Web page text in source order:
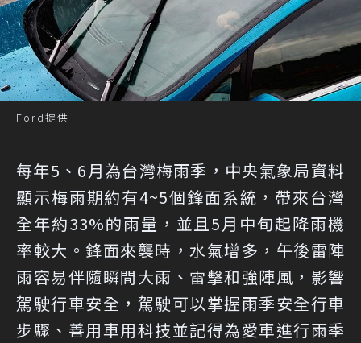
Ford提供
每年5、6月為台灣梅雨季，中央氣象局資料
顯示梅雨期約有4~5個鋒面系統，帶來台灣
全年約33%的雨量，並且5月中旬起降雨機
率較大。鋒面來襲時，水氣增多，午後雷陣
雨容易伴隨瞬間大雨、雷擊和強陣風，影響
駕駛行車安全，駕駛可以掌握雨季安全行車
步驟、善用車用科技並記得為愛車進行雨季